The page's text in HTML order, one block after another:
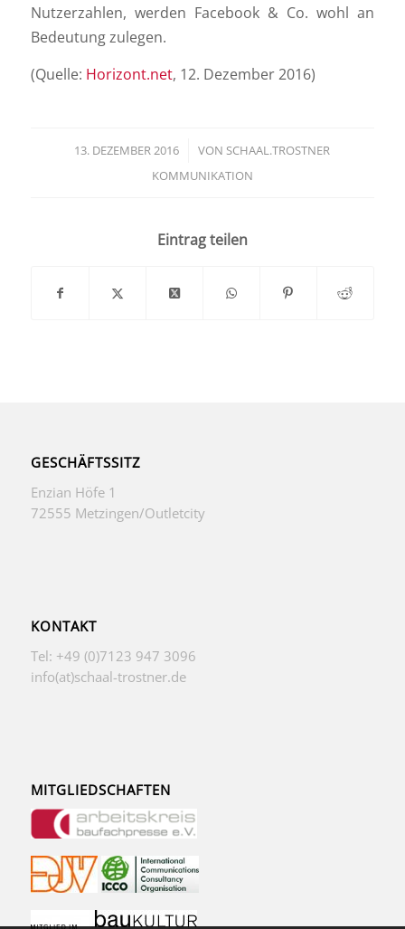
Nutzerzahlen, werden Facebook & Co. wohl an
Bedeutung zulegen.
(Quelle: Horizont.net, 12. Dezember 2016)
13. DEZEMBER 2016
/ VON SCHAAL.TROSTNER
KOMMUNIKATION
Eintrag teilen
GESCHÄFTSSITZ
Enzian Höfe 1
72555 Metzingen/Outletcity
KONTAKT
Tel: +49 (0)7123 947 3096
info(at)schaal-trostner.de
MITGLIEDSCHAFTEN